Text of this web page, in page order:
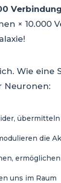
× 10.000
Wie
Neuronen:
die
uns im Raum